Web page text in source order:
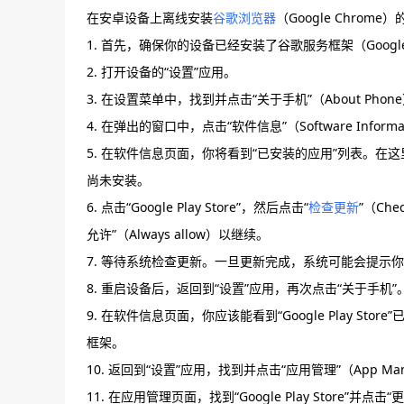
在安卓设备上离线安装谷歌浏览器 （Google Chrome）
1. 首先，确保你的设备已经安装了谷歌服务框架（
2. 打开设备的“设置”应用。
3. 在设置菜单中，找到并点击“关于手机”（About
4. 在弹出的窗口中，点击“软件信息”（Software
5. 在软件信息页面，你将看到“已安装的应用”列表。在
尚未安装。
6. 点击“Google Play Store”，然后点击“检查更新”（
允许”（Always allow）以继续。
7. 等待系统检查更新。一旦更新完成，系统可能会提示
8. 重启设备后，返回到“设置”应用，再次点击“关于手机”
9. 在软件信息页面，你应该能看到“Google Play Store”
框架。
10. 返回到“设置”应用，找到并点击“应用管理”（App
11. 在应用管理页面，找到“Google Play Store”并点击“